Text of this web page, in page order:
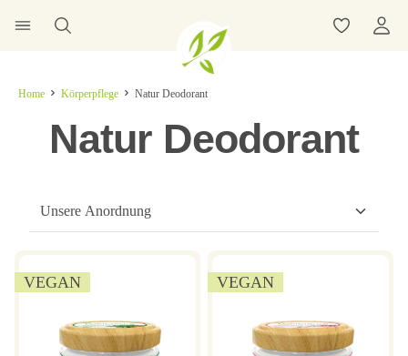
Home Körperpflege Natur Deodorant
Natur Deodorant
VEGAN VEGAN